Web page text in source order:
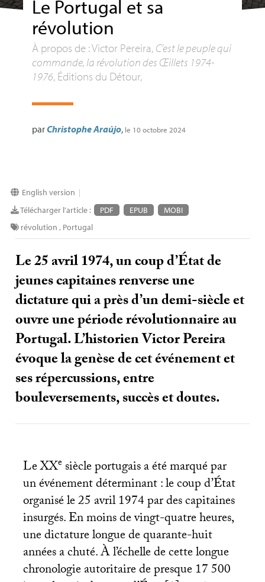
Le Portugal et sa
révolution
À propos de : Victor Pereira, C’est le peuple qui
commande, la révolution des Œillets 1974-
1976, Éditions du Détour,
parChristophe Araújo, le 10 octobre 2024
English version |
Télécharger l'article : PDF EPUB
MOBI
révolution , Portugal
Le 25 avril 1974, un coup d’État de
jeunes capitaines renverse une
dictature qui a près d’un demi-siècle et
ouvre une période révolutionnaire au
Portugal. L’historien Victor Pereira
évoque la genèse de cet événement et
ses répercussions, entre
bouleversements, succès et doutes.
LeXXesiècle portugais a été marqué par
un événement déterminant : le coup d’État
organisé le 25 avril 1974 par des capitaines
insurgés. En moins de vingt-quatre heures,
une dictature longue de quarante-huit
années a chuté. À l’échelle de cette longue
chronologie autoritaire de presque 17 500